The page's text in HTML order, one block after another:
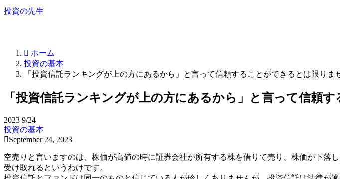
投資の先生
ホーム
投資の基本
「投資信託ランキングが上の方にあるから」と言って信頼することができるとは限りま
「投資信託ランキングが上の方にあるから」と言って信頼
2023 9/24
投資の基本
September 24, 2023
空売りと言いますのは、株価が高値の時に証券会社が所有する株を借りて売り、株価が下落
受け取れるというわけです。